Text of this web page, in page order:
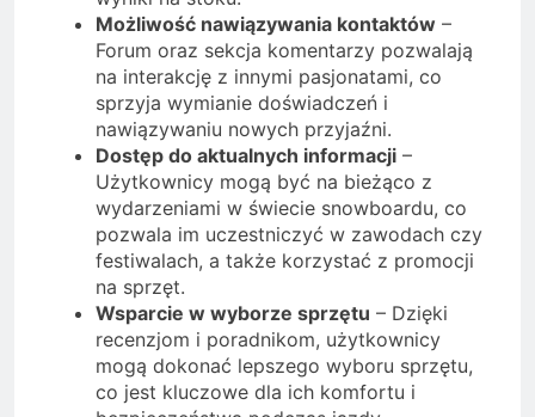
Możliwość nawiązywania kontaktów –
Forum oraz sekcja komentarzy pozwalają
na interakcję z innymi pasjonatami, co
sprzyja wymianie doświadczeń i
nawiązywaniu nowych przyjaźni.
Dostęp do aktualnych informacji –
Użytkownicy mogą być na bieżąco z
wydarzeniami w świecie snowboardu, co
pozwala im uczestniczyć w zawodach czy
festiwalach, a także korzystać z promocji
na sprzęt.
Wsparcie w wyborze sprzętu – Dzięki
recenzjom i poradnikom, użytkownicy
mogą dokonać lepszego wyboru sprzętu,
co jest kluczowe dla ich komfortu i